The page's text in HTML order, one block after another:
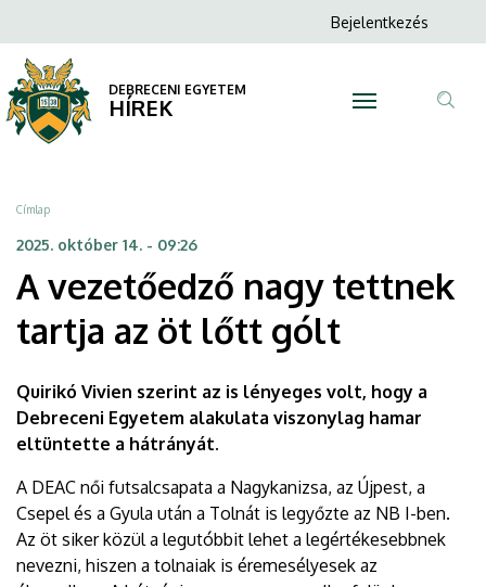
vezetőedző
nagy
tettnek
tartja
az
öt
lőtt
gólt
EGYETEM
a
tartalomra
Anonim
menüje
Bejelentkezés
DEBRECENI EGYETEM
HÍREK
Morzsa
Címlap
2025. október 14. - 09:26
A vezetőedző nagy tettnek
tartja az öt lőtt gólt
Quirikó Vivien szerint az is lényeges volt, hogy a
Debreceni Egyetem alakulata viszonylag hamar
eltüntette a hátrányát.
A DEAC női futsalcsapata a Nagykanizsa, az Újpest, a
Csepel és a Gyula után a Tolnát is legyőzte az NB I-ben.
Az öt siker közül a legutóbbit lehet a legértékesebbnek
nevezni, hiszen a tolnaiak is éremesélyesek az